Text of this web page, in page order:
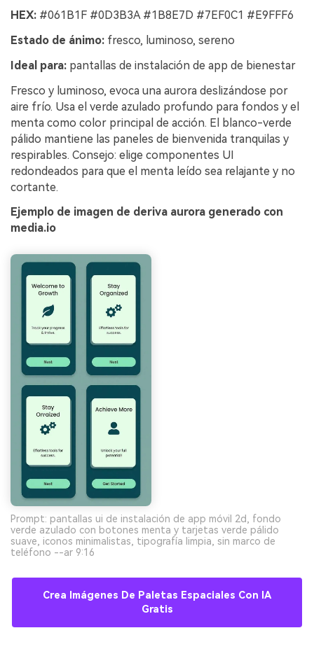
HEX: #061B1F #0D3B3A #1B8E7D #7EF0C1 #E9FFF6
Estado de ánimo: fresco, luminoso, sereno
Ideal para: pantallas de instalación de app de bienestar
Fresco y luminoso, evoca una aurora deslizándose por
aire frío. Usa el verde azulado profundo para fondos y el
menta como color principal de acción. El blanco-verde
pálido mantiene las paneles de bienvenida tranquilas y
respirables. Consejo: elige componentes UI
redondeados para que el menta leído sea relajante y no
cortante.
Ejemplo de imagen de deriva aurora generado con
media.io
Prompt: pantallas ui de instalación de app móvil 2d, fondo
verde azulado con botones menta y tarjetas verde pálido
suave, iconos minimalistas, tipografía limpia, sin marco de
teléfono --ar 9:16
Crea Imágenes De Paletas Espaciales Con IA
Gratis